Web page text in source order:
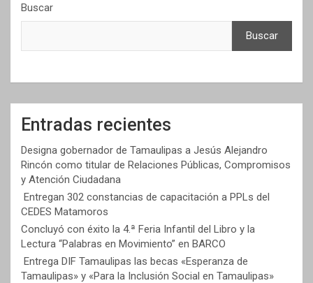
Buscar
Buscar
Entradas recientes
Designa gobernador de Tamaulipas a Jesús Alejandro
Rincón como titular de Relaciones Públicas, Compromisos
y Atención Ciudadana
Entregan 302 constancias de capacitación a PPLs del
CEDES Matamoros
Concluyó con éxito la 4.ª Feria Infantil del Libro y la
Lectura “Palabras en Movimiento” en BARCO
Entrega DIF Tamaulipas las becas «Esperanza de
Tamaulipas» y «Para la Inclusión Social en Tamaulipas»